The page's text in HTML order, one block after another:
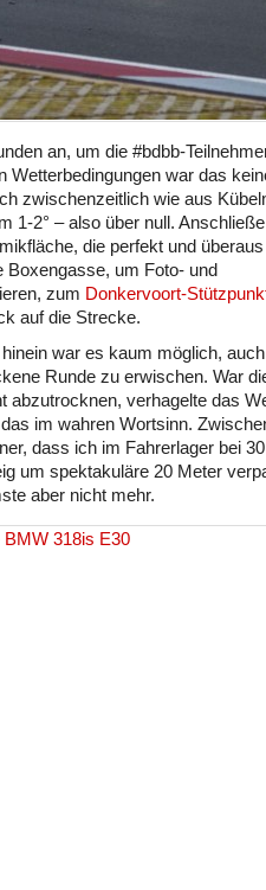
an, um die #bdbb-
Wetterbedingungen war das
zwischenzeitlich wie aus
1-2° – also über null.
die perfekt und überaus
Boxengasse, um Foto- und
zum Donkervoort-
auf die Strecke.
war es kaum möglich,
Runde zu erwischen. War
abzutrocknen, verhagelte das
im wahren Wortsinn.
dass ich im Fahrerlager bei
um spektakuläre 20 Meter
aber nicht mehr.